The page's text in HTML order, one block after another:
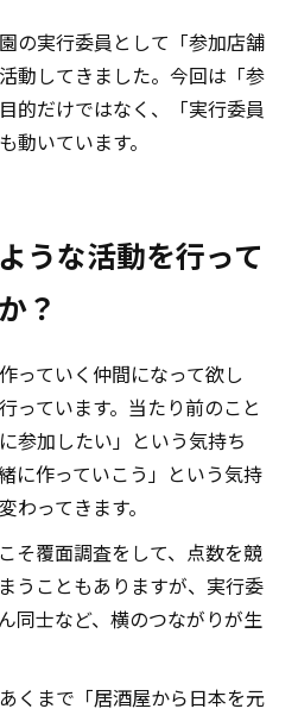
の実行委員として「参加店舗
動してきました。今回は「参
的だけではなく、「実行委員
動いています。
うな活動を行って
？
っていく仲間になって欲し
っています。当たり前のこと
参加したい」という気持ち
に作っていこう」という気持
わってきます。
そ覆面調査をして、点数を競
うこともありますが、実行委
同士など、横のつながりが生
くまで「居酒屋から日本を元